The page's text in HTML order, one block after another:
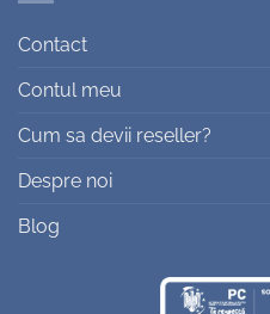
Contact
Contul meu
Cum sa devii reseller?
Despre noi
Blog